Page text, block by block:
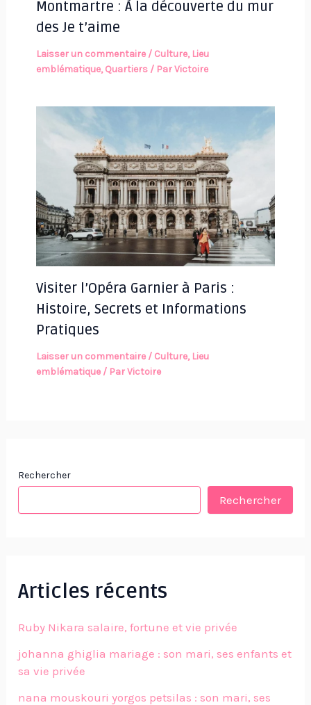
Montmartre : À la découverte du mur
des Je t’aime
Laisser un commentaire / Culture, Lieu
emblématique,Quartiers/ ParVictoire
Visiter l’Opéra Garnier à Paris :
Histoire, Secrets et Informations
Pratiques
Laisser un commentaire / Culture, Lieu
emblématique/ ParVictoire
Rechercher
Rechercher
Articles récents
Ruby Nikara salaire, fortune et vie privée
johanna ghiglia mariage : son mari, ses enfants et
sa vie privée
nana mouskouri yorgos petsilas : son mari, ses